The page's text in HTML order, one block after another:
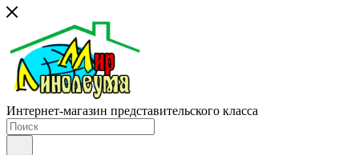
Интернет-магазин представительского класса